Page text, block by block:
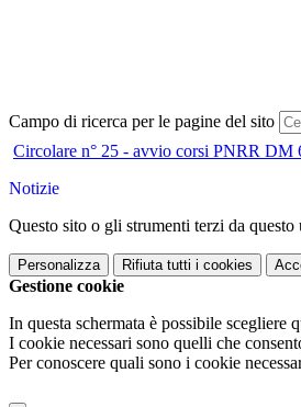
Campo di ricerca per le pagine del sito
Circolare n° 25 - avvio corsi PNRR DM
Notizie
Questo sito o gli strumenti terzi da
Personalizza Rifiuta tutti i cookies
Gestione cookie
In questa schermata è possibile scegliere
I cookie necessari sono quelli che
Per conoscere quali sono i cookie